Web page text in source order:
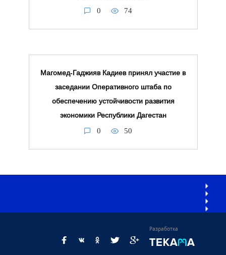
0 74
Магомед‑Гаджияв Кадиев принял участие в
заседании Оперативного штаба по
обеспечению устойчивости развития
экономики Республики Дагестан
0 50
Разработка